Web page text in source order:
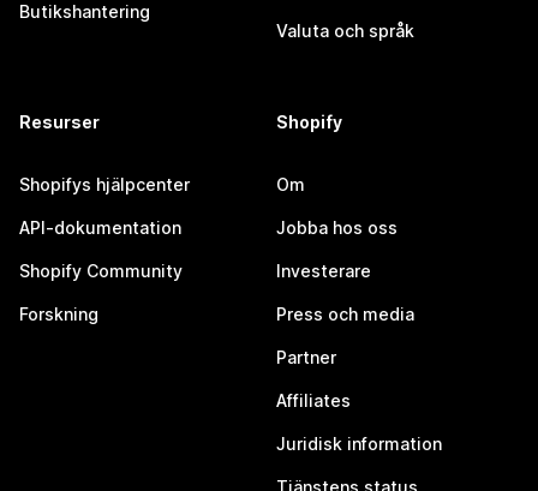
Butikshantering
Valuta och språk
Resurser
Shopifys hjälpcenter
API-dokumentation
Shopify Community
Forskning
Shopify
Om
Jobba hos oss
Investerare
Press och media
Partner
Affiliates
Juridisk information
Tjänstens status